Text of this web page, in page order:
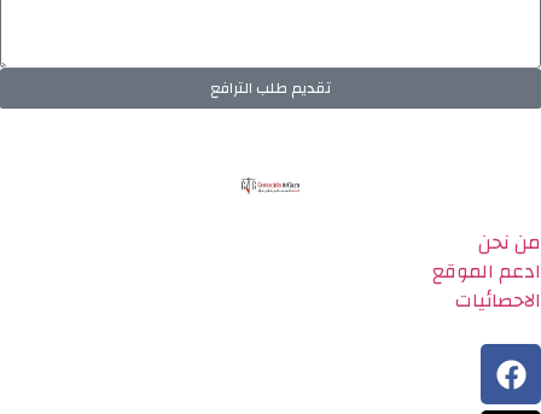
تقديم طلب الترافع
من نحن
ادعم الموقع
الاحصائيات